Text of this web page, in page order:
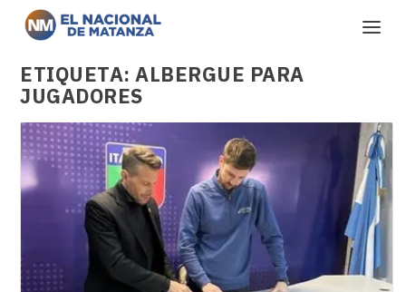
ETIQUETA:ALBERGUE PARA
JUGADORES